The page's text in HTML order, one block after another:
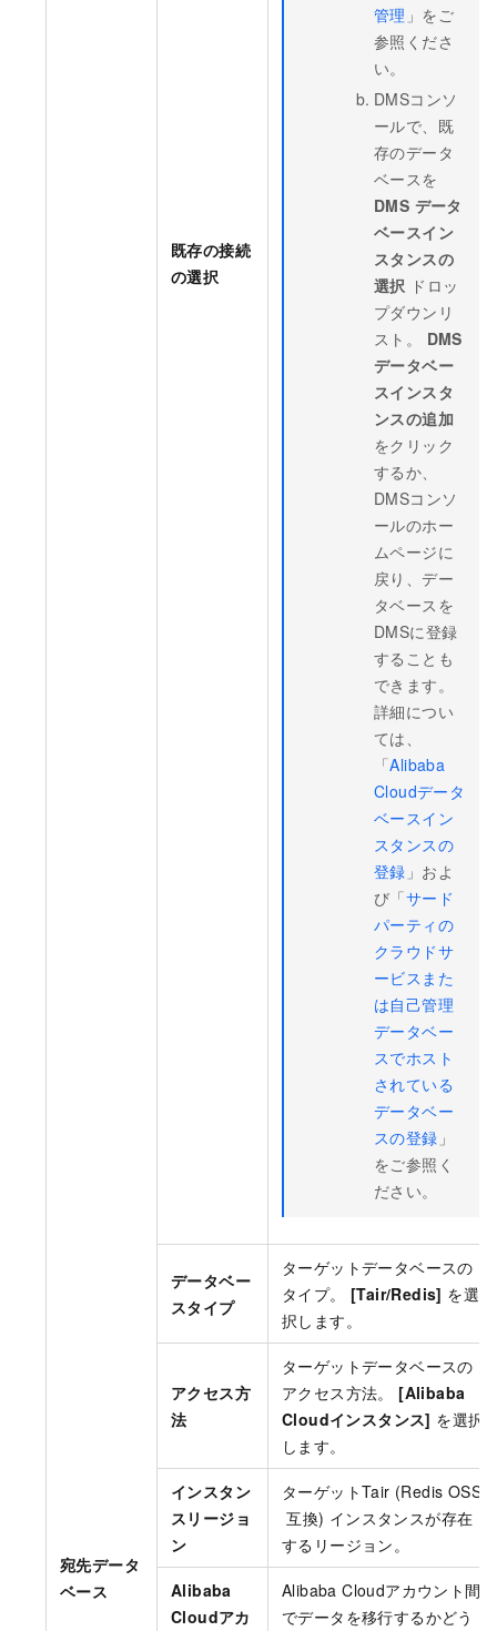
宛先データ
ベース
既存の接続
の選択
管理 」をご
参照くださ
い。
DMSコンソ
ールで、既
存のデータ
ベースを
DMS データ
ベースイン
スタンスの
選択 ドロッ
プダウンリ
スト。 DMS
データベー
スインスタ
ンスの追加
をクリック
するか、
DMSコンソ
ールのホー
ムページに
戻り、デー
タベースを
DMSに登録
することも
できます。
詳細につい
ては、
「Alibaba
Cloudデータ
ベースイン
スタンスの
登録 」およ
び「サード
パーティの
クラウドサ
ービスまた
は自己管理
データベー
スでホスト
されている
データベー
スの登録 」
をご参照く
ださい。
データベー
スタイプ
ターゲットデータベースの
タイプ。 [Tair/Redis] を選
択します。
アクセス方
法
ターゲットデータベースの
アクセス方法。 [Alibaba
Cloudインスタンス] を選択
します。
インスタン
スリージョ
ン
ターゲットTair (Redis OSS
互換) インスタンスが存在
するリージョン。
Alibaba
Cloudアカ
Alibaba Cloudアカウント間
でデータを移行するかどう